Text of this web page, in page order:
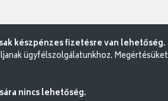
készpénzes fizetésre van lehetőség.
ügyfélszolgálatunkhoz. Megértésüket
nincs lehetőség.